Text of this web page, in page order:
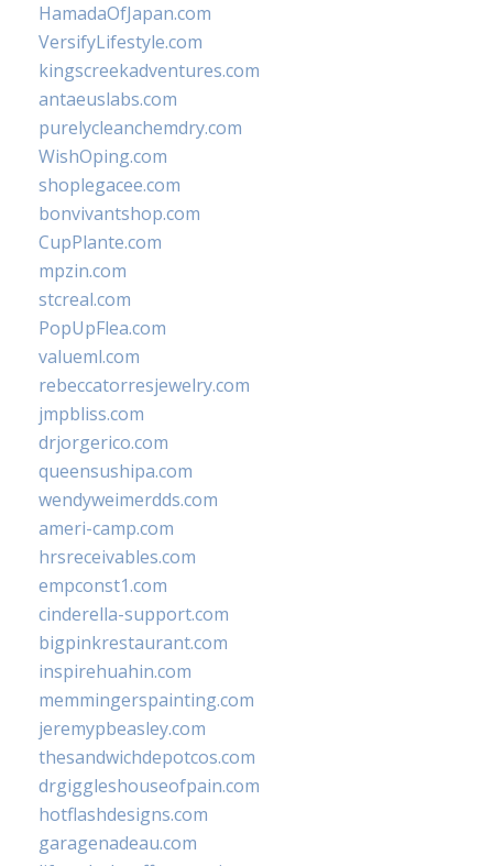
HamadaOfJapan.com
VersifyLifestyle.com
kingscreekadventures.com
antaeuslabs.com
purelycleanchemdry.com
WishOping.com
shoplegacee.com
bonvivantshop.com
CupPlante.com
mpzin.com
stcreal.com
PopUpFlea.com
valueml.com
rebeccatorresjewelry.com
jmpbliss.com
drjorgerico.com
queensushipa.com
wendyweimerdds.com
ameri-camp.com
hrsreceivables.com
empconst1.com
cinderella-support.com
bigpinkrestaurant.com
inspirehuahin.com
memmingerspainting.com
jeremypbeasley.com
thesandwichdepotcos.com
drgiggleshouseofpain.com
hotflashdesigns.com
garagenadeau.com